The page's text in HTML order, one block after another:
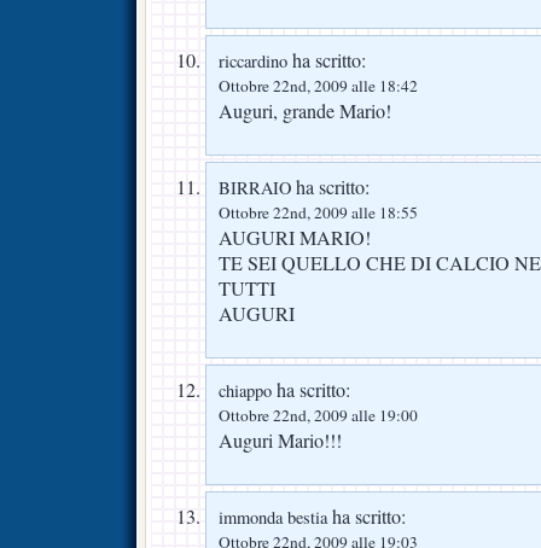
riccardino ha scritto:
Ottobre 22nd, 2009 alle 18:42
Auguri, grande Mario!
BIRRAIO ha scritto:
Ottobre 22nd, 2009 alle 18:55
AUGURI MARIO!
TE SEI QUELLO CHE DI CALCIO
TUTTI
AUGURI
chiappo ha scritto:
Ottobre 22nd, 2009 alle 19:00
Auguri Mario!!!
immonda bestiaha scritto:
Ottobre 22nd, 2009 alle 19:03